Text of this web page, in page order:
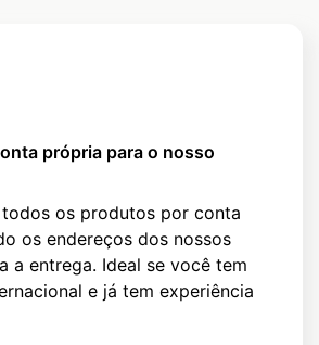
própria para o nosso
os produtos por conta
os endereços dos nossos
a entrega. Ideal se você tem
e já tem experiência